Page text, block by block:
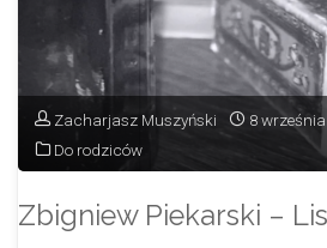
Zacharjasz Muszyński
8
Do rodziców
Zbigniew Piekarski –